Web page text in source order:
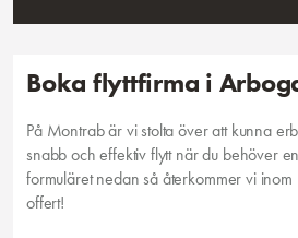
Boka flyttfirma i
På Montrab är vi stolta över att kunna
snabb och effektiv flytt när du behöver
formuläret nedan så återkommer vi
offert!